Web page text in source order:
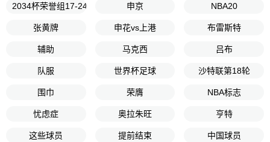
2034杯荣誉组17-24名排位赛 申京 NBA20
张黄牌 申花vs上港 布雷斯特
辅助 马克西 吕布
队服 世界杯足球 沙特联第18轮
围巾 荣膺 NBA标志
忧虑症 奥拉朱旺 亨特
这些球员 提前结束 中国球员